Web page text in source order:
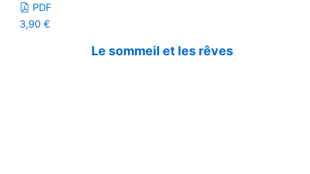
PDF
3,90 €
Le sommeil et les rêves